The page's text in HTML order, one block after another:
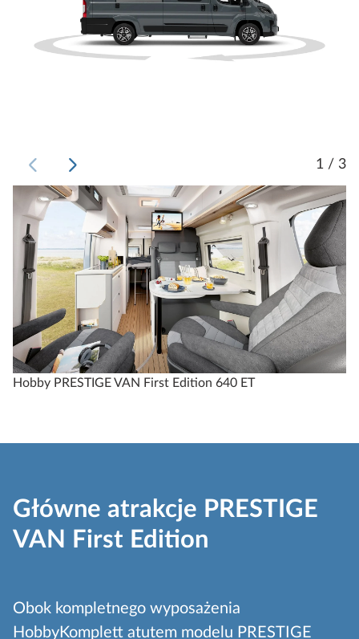
1 / 3
Hobby PRESTIGE VAN First Edition 640 ET
Główne atrakcje PRESTIGE
VAN First Edition
Obok kompletnego wyposażenia
HobbyKomplett atutem modelu PRESTIGE